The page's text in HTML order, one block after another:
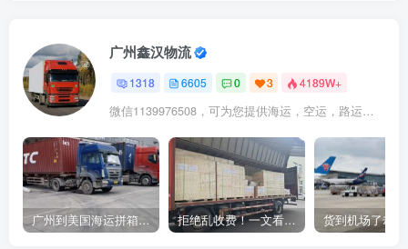
广州鑫汉物流
1318 6605 0 3 4189W+
微信1139976508，可为您提供海运，空运，路运，铁路运输
广州到美国海运拼箱多少钱？2024年最新运费构成+隐藏费用避坑指南 拒绝乱收费！一文看懂中国货代计费套路，教你避开所有隐形坑